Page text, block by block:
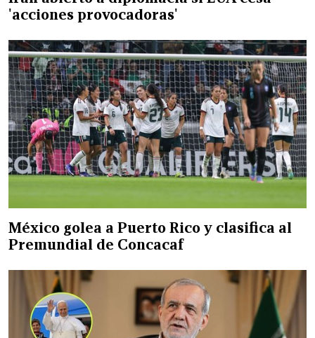
'acciones provocadoras'
México golea a Puerto Rico y clasifica al
Premundial de Concacaf